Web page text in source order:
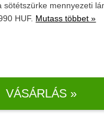
sötétszürke mennyezeti
HUF. Mutass többet »
VÁSÁRLÁS »